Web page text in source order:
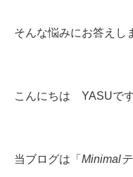
そんな悩みにお答えし
こんにちは YASUです
当ブログは「 Minimal